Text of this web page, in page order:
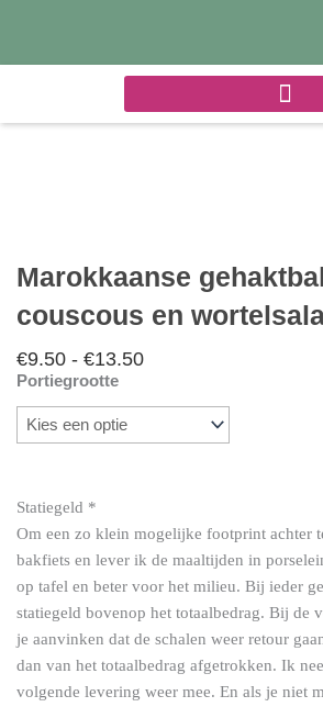
de
Marokkaanse
couscous en
€9.50 - €13.50Prijsklasse:
€13.50
Portiegrootte
Statiegeld *
Om een zo klein mogelijke footprint achter
bakfiets en lever ik de maaltijden in
op tafel en beter voor het milieu. Bij ieder
statiegeld bovenop het totaalbedrag. Bij de
je aanvinken dat de schalen weer retour
dan van het totaalbedrag afgetrokken. Ik
volgende levering weer mee. En als je niet
Marokkaanse
gehaktballetjes
en
wortelsalade
aantal